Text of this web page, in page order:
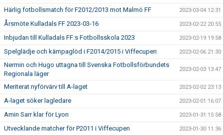
Härlig fotbollsmatch för F2012/2013 mot Malmö FF 2023-03-04 12:31
Årsmöte Kulladals FF 2023-03-16 2023-02-22 20:55
Inbjudan till Kulladals FF:s Fotbollsskola 2023 2023-02-19 19:58
Spelglädje och kämpaglöd i F2014/2015 i Viffecupen 2023-02-06 21:30
Nermin och Hugo uttagna till Svenska Fotbollsförbundets
Regionala läger
2023-02-03 13:47
Meriterat nyförvärv till A-laget 2023-02-02 23:13
A-laget söker lagledare 2023-02-01 16:07
Amin Sarr klar för Lyon 2023-01-31 15:58
Utvecklande matcher för P2011 i Viffecupen 2023-01-30 11:36